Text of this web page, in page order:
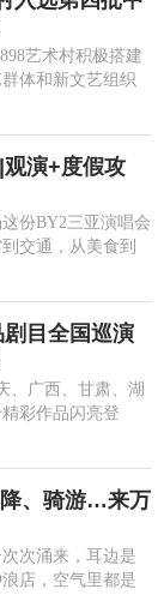
艺术村积极搭建
体和新文艺组织
演+度假攻
份BY2三亚演唱会
交通，从美食到
目全国巡演
、广西、甘肃、湖
彩作品闪亮登
、骑游…来万
次涌来，耳边是
店，空气里都是